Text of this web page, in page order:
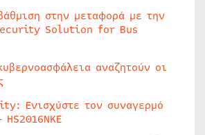
στην μεταφορά με την
Solution for Bus
αναζητούν οι
Ενισχύστε τον συναγερμό